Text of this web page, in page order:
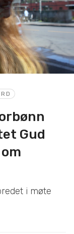
Gud
i møte